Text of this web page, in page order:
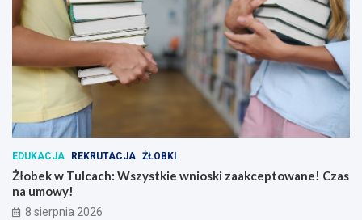
EDUKACJA REKRUTACJA ŻŁOBKI
Żłobek w Tulcach: Wszystkie wnioski zaakceptowane! Czas
na umowy!
8 sierpnia 2026